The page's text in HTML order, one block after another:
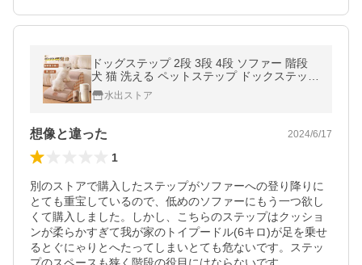
ドッグステップ 2段 3段 4段 ソファー 階段
犬 猫 洗える ペットステップ ドックステップ
犬用階段 犬用 段差 ソファ
水出ストア
想像と違った 2024/6/17
1
別のストアで購入したステップがソファーへの登り降りに
とても重宝しているので、低めのソファーにもう一つ欲し
くて購入しました。しかし、こちらのステップはクッショ
ンが柔らかすぎて我が家のトイプードル(6キロ)が足を乗せ
るとぐにゃりとへたってしまいとても危ないです。ステッ